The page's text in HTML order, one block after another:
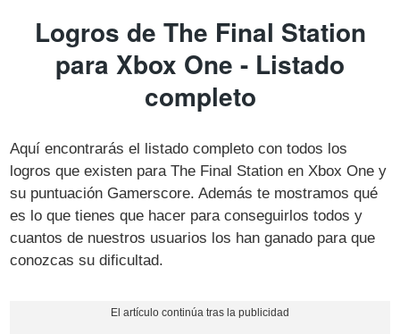
Logros de The Final Station
para Xbox One - Listado
completo
Aquí encontrarás el listado completo con todos los
logros que existen para The Final Station en Xbox One y
su puntuación Gamerscore. Además te mostramos qué
es lo que tienes que hacer para conseguirlos todos y
cuantos de nuestros usuarios los han ganado para que
conozcas su dificultad.